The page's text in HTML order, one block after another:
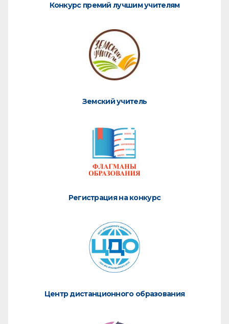
Конкурс премий лучшим учителям
Земский учитель
Регистрация на конкурс
Центр дистанционного образования